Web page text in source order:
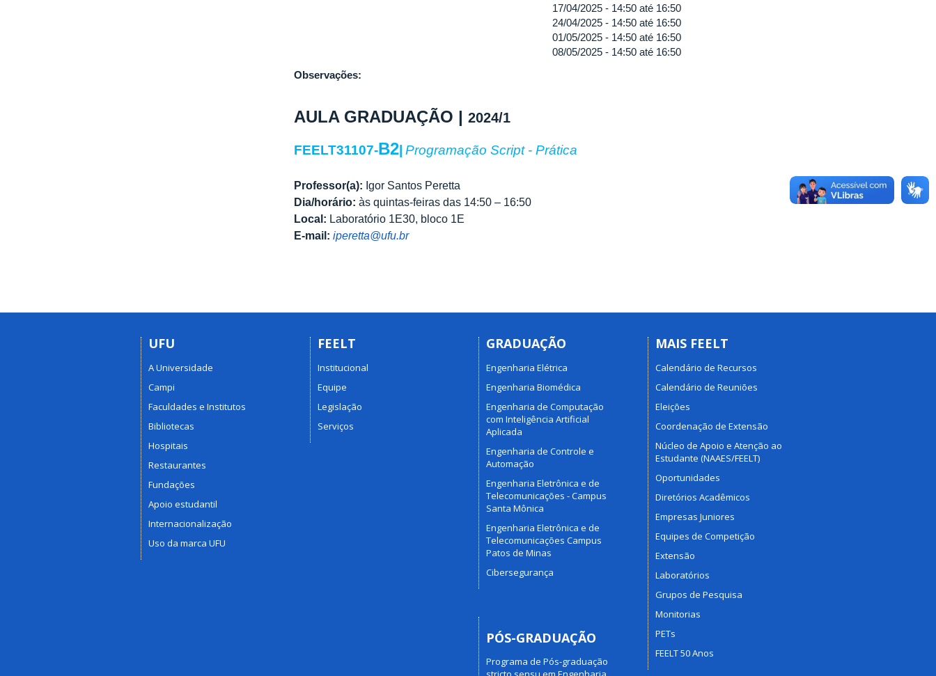
17/04/2025 - 14:50 até 16:50
24/04/2025 - 14:50 até 16:50
01/05/2025 - 14:50 até 16:50
08/05/2025 - 14:50 até 16:50
Observações:
AULA GRADUAÇÃO | 2024/1
FEELT31107-B2 Programação Script - Prática
Professor(a): Igor Santos Peretta
Dia/horário: às quintas-feiras das 14:50 – 16:50
Local: Laboratório 1E30, bloco 1E
E-mail: iperetta@ufu.br
UFU
A Universidade
Campi
Faculdades e Institutos
Bibliotecas
Hospitais
Restaurantes
Fundações
Apoio estudantil
Internacionalização
Uso da marca UFU
FEELT
Institucional
Equipe
Legislação
Serviços
GRADUAÇÃO
Engenharia Elétrica
Engenharia Biomédica
Engenharia de Computação
com Inteligência Artificial
Aplicada
Engenharia de Controle e
Automação
Engenharia Eletrônica e de
Telecomunicações - Campus
Santa Mônica
Engenharia Eletrônica e de
Telecomunicações Campus
Patos de Minas
Cibersegurança
PÓS-GRADUAÇÃO
Programa de Pós-graduação
MAIS FEELT
Calendário de Recursos
Calendário de Reuniões
Eleições
Coordenação de Extensão
Núcleo de Apoio e Atenção ao
Estudante (NAAES/FEELT)
Oportunidades
Diretórios Acadêmicos
Empresas Juniores
Equipes de Competição
Extensão
Laboratórios
Grupos de Pesquisa
Monitorias
PETs
FEELT 50 Anos